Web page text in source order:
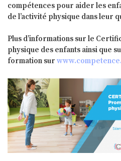
compétences pour aider les
de l’activité physique dans leur
Plus d’informations sur le
physique des enfants ainsi que
formation sur